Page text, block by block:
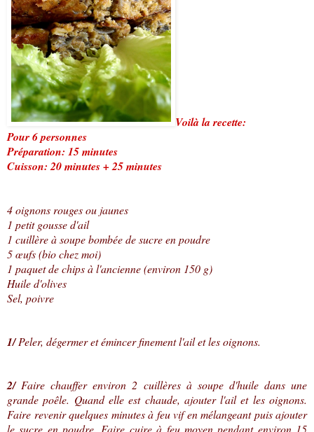
Voilà la recette:
Pour 6 personnes
Préparation: 15 minutes
Cuisson: 20 minutes + 25 minutes
4 oignons rouges ou jaunes
1 petit gousse d'ail
1 cuillère à soupe bombée de sucre en poudre
5 œufs (bio chez moi)
1 paquet de chips à l'ancienne (environ 150 g)
Huile d'olives
Sel, poivre
1/Peler, dégermer et émincer finement l'ail et les oignons.
2/Faire chauffer environ 2 cuillères à soupe d'huile dans une
grande poêle. Quand elle est chaude, ajouter l'ail et les oignons.
Faire revenir quelques minutes à feu vif en mélangeant puis ajouter
le sucre en poudre. Faire cuire à feu moyen pendant environ 15